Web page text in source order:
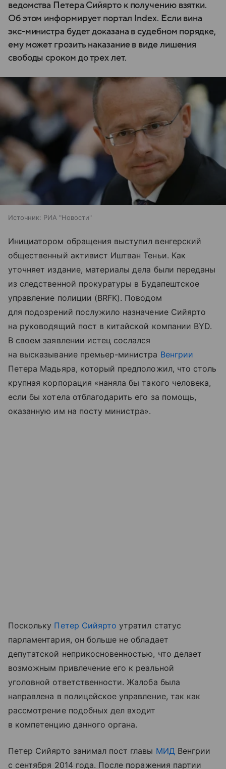
ведомства Петера Сийярто к получению взятки.
Об этом информирует портал Index. Если вина
экс-министра будет доказана в судебном порядке,
ему может грозить наказание в виде лишения
свободы сроком до трех лет.
Источник: РИА "Новости"
Инициатором обращения выступил венгерский
общественный активист Иштван Теньи. Как
уточняет издание, материалы дела были переданы
из следственной прокуратуры в Будапештское
управление полиции (BRFK). Поводом
для подозрений послужило назначение Сийярто
на руководящий пост в китайской компании BYD.
В своем заявлении истец сослался
на высказывание премьер-министра Венгрии
Петера Мадьяра, который предположил, что столь
крупная корпорация «наняла бы такого человека,
если бы хотела отблагодарить его за помощь,
оказанную им на посту министра».
Поскольку Петер Сийярто утратил статус
парламентария, он больше не обладает
депутатской неприкосновенностью, что делает
возможным привлечение его к реальной
уголовной ответственности. Жалоба была
направлена в полицейское управление, так как
рассмотрение подобных дел входит
в компетенцию данного органа.
Петер Сийярто занимал пост главы МИДВенгрии
с сентября 2014 года. После поражения партии